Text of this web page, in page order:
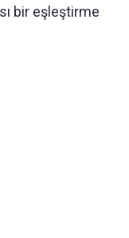
bir eşleştirme